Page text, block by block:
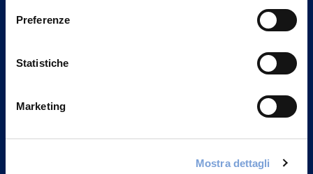
Preferenze
Statistiche
Marketing
Mostra dettagli
Vittoria Assicurazioni S.p.A.
Part. IVA 01329510158